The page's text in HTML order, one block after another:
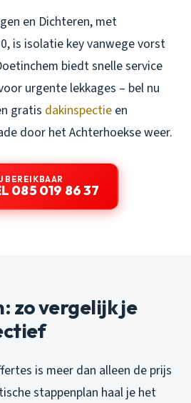
en Dichteren, met
is isolatie key vanwege vorst
biedt snelle service
urgente lekkages – bel nu
gratis dakinspectie en
door het Achterhoekse weer.
BEREIKBAAR
085 019 86 37
zo vergelijk je
is meer dan alleen de prijs
stappenplan haal je het